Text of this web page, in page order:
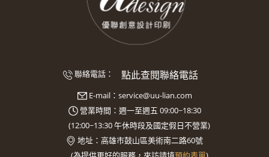
聯絡電話： 點此查閱聯絡電話
E-mail： service@uu-lian.com
營業時間：週一至週五 09:00~18:30
(12:00~13:30午休時段及國定假日不營業)
地址： 高雄市鼓山區美術南二路60號